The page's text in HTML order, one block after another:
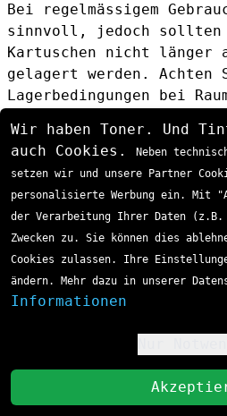
Bei regelmässigem
sinnvoll, jedoch sollten
Kartuschen nicht länger
gelagert werden. Achten
Lagerbedingungen bei
Tonerkartuschen
Canon bietet ein
Rücknahmeprogramm für
Tonerkartuschen.
kommunalen
Fachgeschäften abgegeben
Warum sind Original-
kompatible Alternativen?
Original Canon Toner
Qualitätskontrollen,
Druckerkompatibilität
für Canon Drucker
gewährleistet maximale
Wir haben Toner. Und
auch Cookies.
Neben
setzen wir und unsere Partner
personalisierte Werbung ein. Mit
der Verarbeitung Ihrer Daten (z.B.
Zwecken zu. Sie können dies
Cookies zulassen. Ihre
ändern. Mehr dazu in unserer
Informationen